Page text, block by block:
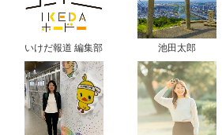
いけだ報道 編集部 池田太郎